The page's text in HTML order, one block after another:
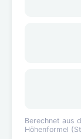
Berechnet aus
Höhenformel